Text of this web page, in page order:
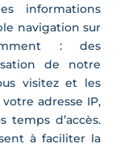
informations
navigation sur
: des
de notre
visitez et les
adresse IP,
temps d’accès.
à faciliter la